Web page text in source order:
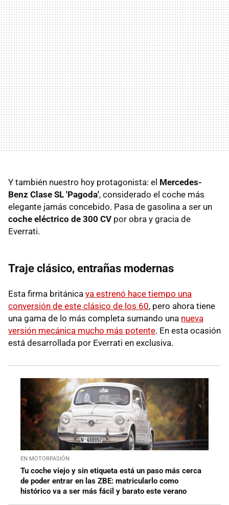
Y también nuestro hoy protagonista: el Mercedes-
Benz Clase SL 'Pagoda', considerado el coche más
elegante jamás concebido. Pasa de gasolina a ser un
coche eléctrico de 300 CV por obra y gracia de
Everrati.
Traje clásico, entrañas modernas
Esta firma británica ya estrenó hace tiempo una
conversión de este clásico de los 60, pero ahora tiene
una gama de lo más completa sumando una nueva
versión mecánica mucho más potente. En esta ocasión
está desarrollada por Everrati en exclusiva.
EN MOTORPASIÓN
Tu coche viejo y sin etiqueta está un paso más cerca
de poder entrar en las ZBE: matricularlo como
histórico va a ser más fácil y barato este verano